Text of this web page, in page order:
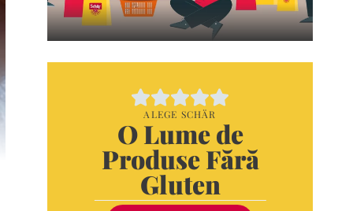
ALEGE SCHÄR
O Lume de
Produse Fără
Gluten